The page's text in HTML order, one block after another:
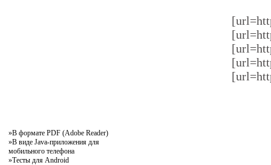
»В формате PDF (Adobe Reader)
»В виде Java-приложения для
мобильного телефона
»Тесты для Android